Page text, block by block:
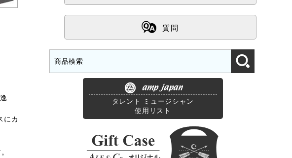
ß 質問
にカ
amp japan
タレント ミュージシャン
使用リスト